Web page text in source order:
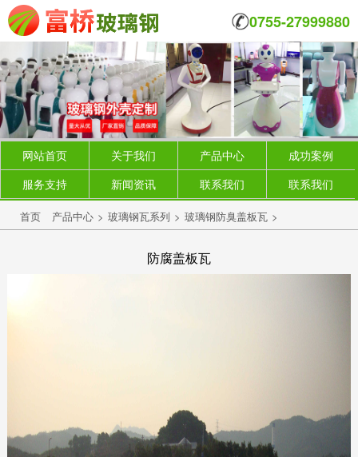
0755-27999880
网站首页 关于我们 产品中心
成功案例
服务支持
新闻资讯 联系我们 联系我们
首页 产品中心 > 玻璃钢瓦系列 > 玻璃钢防臭盖板瓦 >
防腐盖板瓦